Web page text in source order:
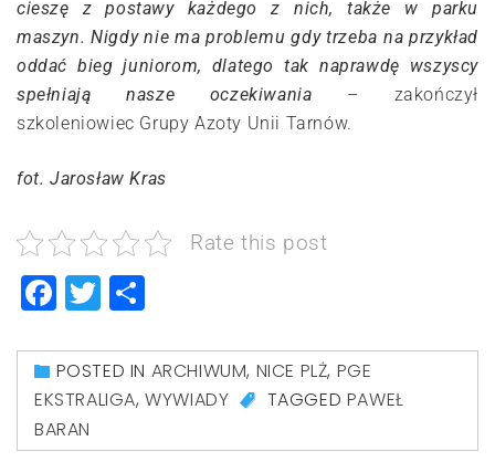
cieszę z postawy każdego z nich, także w parku
maszyn. Nigdy nie ma problemu gdy trzeba na przykład
oddać bieg juniorom, dlatego tak naprawdę wszyscy
spełniają nasze oczekiwania – zakończył
szkoleniowiec Grupy Azoty Unii Tarnów.
fot. Jarosław Kras
Rate this post
Facebook
Twitter
POSTED IN ARCHIWUM, NICE PLŻ, PGE
EKSTRALIGA,WYWIADY TAGGED PAWEŁ
BARAN